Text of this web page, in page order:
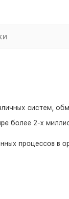
систем,
более 2-х
процессов в